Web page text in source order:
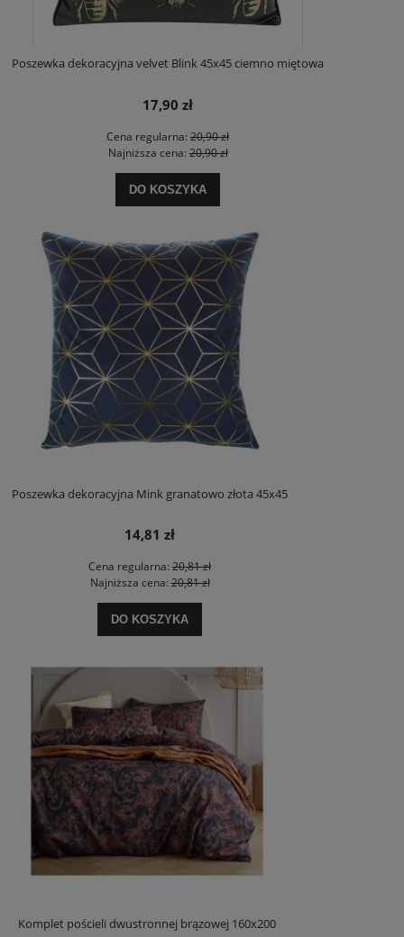
Poszewka dekoracyjna velvet Blink 45x45 ciemno miętowa
17,90 zł
Cena regularna: 20,90 zł
Najniższa cena:20,90 zł
DO KOSZYKA
Poszewka dekoracyjna Mink granatowo złota 45x45
14,81 zł
Cena regularna: 20,81 zł
Najniższa cena:20,81 zł
DO KOSZYKA
Komplet pościeli dwustronnej brązowej 160x200